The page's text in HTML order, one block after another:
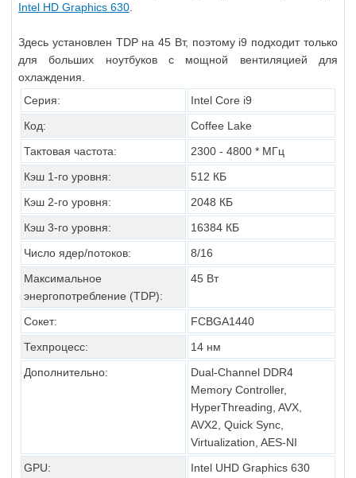
Intel HD Graphics 630
Здесь установлен TDP на 45 Вт, поэтому i9 подходит только
для больших ноутбуков с мощной вентиляцией для
охлаждения.
Серия:
Intel Core i9
Код:
Coffee Lake
Тактовая частота:
2300 - 4800 * МГц
Кэш 1-го уровня:
512 КБ
Кэш 2-го уровня:
2048 КБ
Кэш 3-го уровня:
16384 КБ
Число ядер/потоков:
8/16
Максимальное
энергопотребление (TDP):
45 Вт
Сокет:
FCBGA1440
Техпроцесс:
14 нм
Дополнительно:
Dual-Channel DDR4
Memory Controller,
HyperThreading, AVX,
AVX2, Quick Sync,
Virtualization, AES-NI
GPU:
Intel UHD Graphics 630